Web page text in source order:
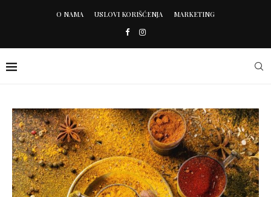
O NAMA USLOVI KORIŠĆENJA MARKETING